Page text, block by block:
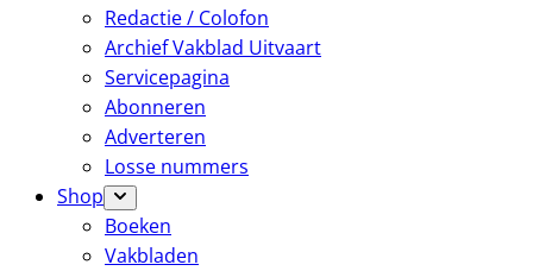
Redactie / Colofon
Archief Vakblad Uitvaart
Servicepagina
Abonneren
Adverteren
Losse nummers
Shop
Boeken
Vakbladen